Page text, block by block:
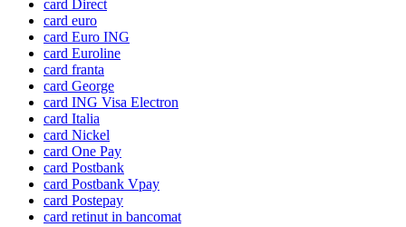
card Direct
card euro
card Euro ING
card Euroline
card franta
card George
card ING Visa Electron
card Italia
card Nickel
card One Pay
card Postbank
card Postbank Vpay
card Postepay
card retinut in bancomat